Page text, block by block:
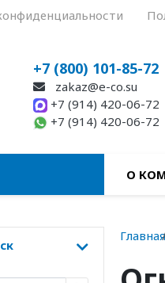
+7 (800) 101-85-72
zakaz@e-co.su
+7 (914) 420-06-72
+7 (914) 420-06-72
О
Главная